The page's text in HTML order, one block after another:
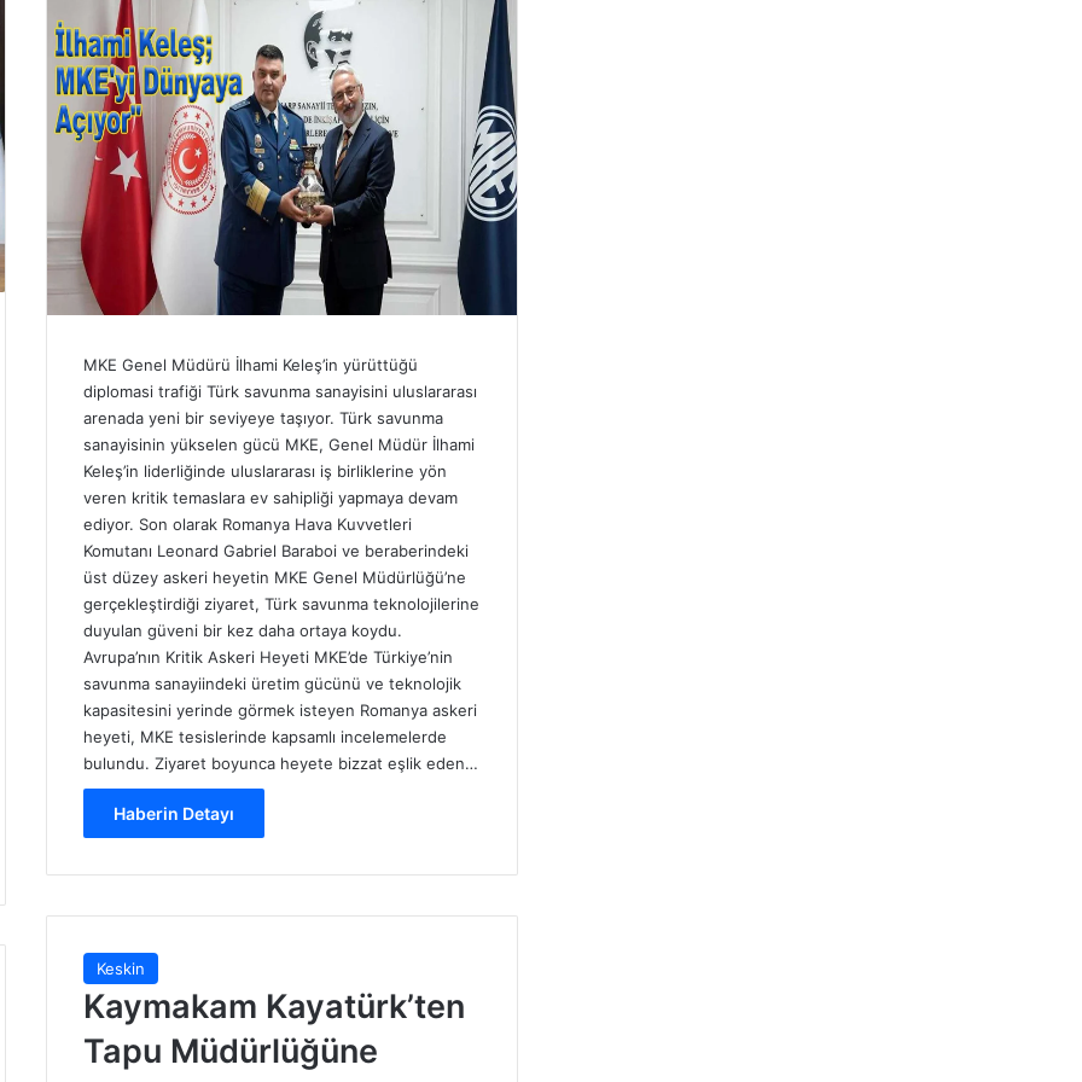
MKE Genel Müdürü İlhami Keleş’in yürüttüğü
diplomasi trafiği Türk savunma sanayisini uluslararası
arenada yeni bir seviyeye taşıyor. Türk savunma
sanayisinin yükselen gücü MKE, Genel Müdür İlhami
Keleş’in liderliğinde uluslararası iş birliklerine yön
veren kritik temaslara ev sahipliği yapmaya devam
ediyor. Son olarak Romanya Hava Kuvvetleri
Komutanı Leonard Gabriel Baraboi ve beraberindeki
üst düzey askeri heyetin MKE Genel Müdürlüğü’ne
gerçekleştirdiği ziyaret, Türk savunma teknolojilerine
duyulan güveni bir kez daha ortaya koydu.
Avrupa’nın Kritik Askeri Heyeti MKE’de Türkiye’nin
savunma sanayiindeki üretim gücünü ve teknolojik
kapasitesini yerinde görmek isteyen Romanya askeri
heyeti, MKE tesislerinde kapsamlı incelemelerde
bulundu. Ziyaret boyunca heyete bizzat eşlik eden…
Haberin Detayı
Keskin
Kaymakam Kayatürk’ten
Tapu Müdürlüğüne